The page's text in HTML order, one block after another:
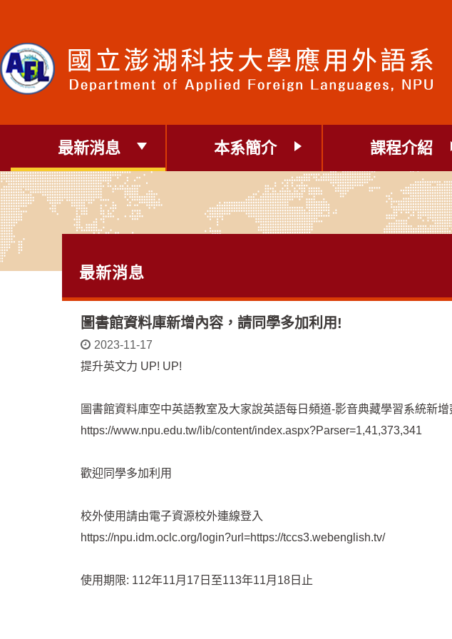
要
內
容
塊
最新消息 本系簡介 課程介紹
最新消息
圖書館資料庫新增內容，請同學多加利用!
2023-11-17
提升英文力 UP! UP!
圖書館資料庫空中英語教室及大家說英語每日頻道-影音典藏學習系統新
https://www.npu.edu.tw/lib/content/index.aspx?Parser=1,41,373,341
歡迎同學多加利用
校外使用請由電子資源校外連線登入
https://npu.idm.oclc.org/login?url=https://tccs3.webenglish.tv/
使用期限: 112年11月17日至113年11月18日止